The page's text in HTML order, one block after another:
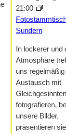
21:00
Sundern
In lockerer und
Atmosphäre
uns
Austausch mit
fotografieren,
unsere Bilder,
präsentieren sie